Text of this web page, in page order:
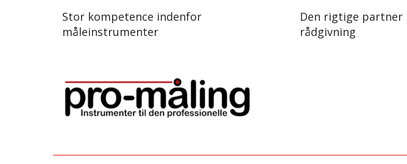
Stor kompetence indenfor
måleinstrumenter
Den rigtige partner
rådgivning